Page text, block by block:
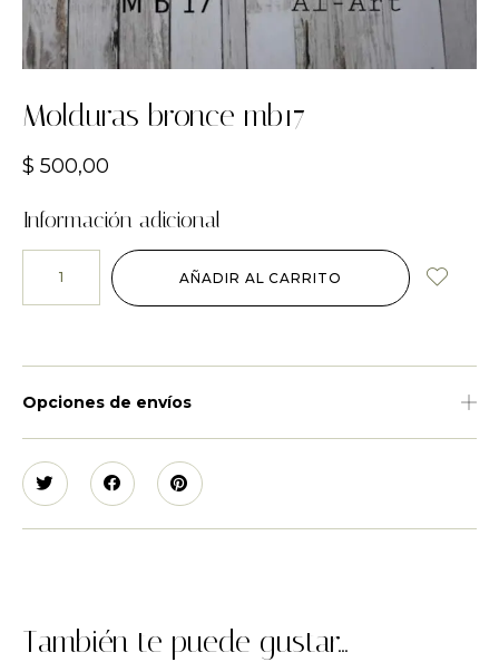
Molduras bronce mb17
$ 500,00
Información adicional
AÑADIR AL CARRITO
Opciones de envíos
También te puede gustar...